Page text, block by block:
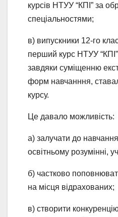
курсів НТУУ “КПІ” за
спеціальностями;
в) випускники 12-го
перший курс НТУУ
завдяки суміщенню
форм навчанння,
курсу.
Це давало можливість:
а) залучати до
освітньому розумінні,
б) частково
на місця відрахованих;
в) створити